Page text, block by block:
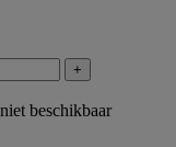
+
beschikbaar